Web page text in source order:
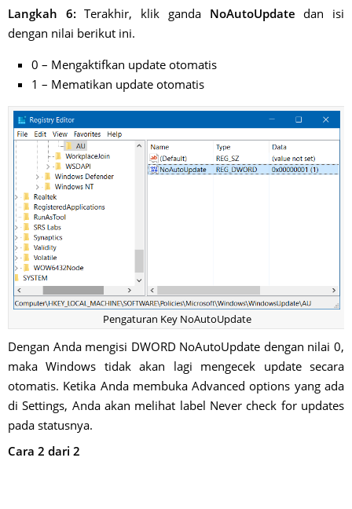
Langkah 6: Terakhir, klik ganda NoAutoUpdate dan isi
dengan nilai berikut ini.
0 – Mengaktifkan update otomatis
1 – Mematikan update otomatis
Pengaturan Key NoAutoUpdate
Dengan Anda mengisi DWORD NoAutoUpdate dengan nilai 0,
maka Windows tidak akan lagi mengecek update secara
otomatis. Ketika Anda membuka Advanced options yang ada
di Settings, Anda akan melihat label Never check for updates
pada statusnya.
Cara 2 dari 2